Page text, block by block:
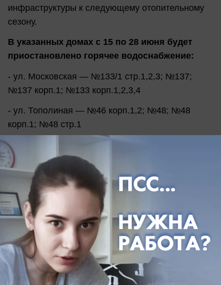
инфраструктуры к следующему отопительному
сезону.
В указанных домах с 15 по 28 июня будет
приостановлено горячее водоснабжение:
- ул. Московская — №133/1 стр.1,2,3; №137;
№137 корп.1; №133 корп.1,2,3,4
- ул. Тополиная — №46 корп.1,2; №48; №48
корп.1; №48 стр.1
- ул. Гаражная — №71/1 стр.2, №71 корп.1, №34
- ул. им. Бабушкина — №293 А1;А2, №291
- ул. им. Дзержинского — №10/2, 3/2, 4, 7, 8, 8/1,
10/1, 12/1, 12/1 (2я очер.), 2, 6, 8/2; №16, 16/1, 16
(2), 18, 20, 22, 22/1, 22 (кв.13 пристр.), 24, 24
(гимназия №54), 26, 28, 28/1, 28 (2), 30, 32, 32/1,
40, 59, 97
- ул. Красных Партизан — №238, 242, 244, 246,